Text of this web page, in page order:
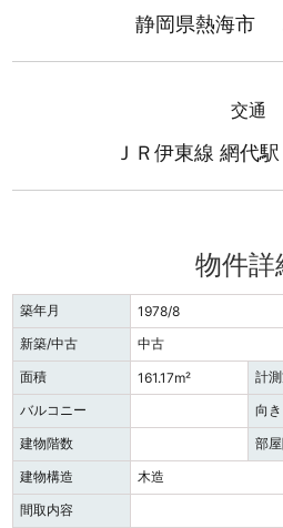
静岡県熱海市
交通
ＪＲ伊東線 網代
物件詳
築年月
1978/8
新築/中古
中古
面積
161.17m²
計
バルコニー
向き
建物階数
部
建物構造
木造
間取内容